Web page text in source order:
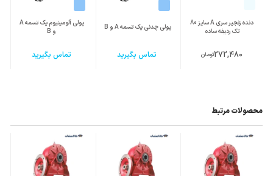
دنده زنجیر سری A سایز 80
تک ردیفه ساده
272,480تومان
پولی چدنی یک تسمه A و B
تماس بگیرید
پولی آلومینیوم یک تسمه A
و B
تماس بگیرید
محصولات مرتبط